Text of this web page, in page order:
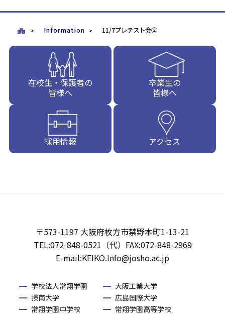
Information 11/7プレテスト会②
在校生・保護者の
皆様へ
卒業生の
皆様へ
採用情報 アクセス
〒573-1197 大阪府枚方市禁野本町1-13-21
TEL:072-848-0521（代）FAX:072-848-2969
E-mail:KEIKO.Info@josho.ac.jp
学校法人常翔学園
大阪工業大学
摂南大学
広島国際大学
常翔学園中学校
常翔学園高等学校